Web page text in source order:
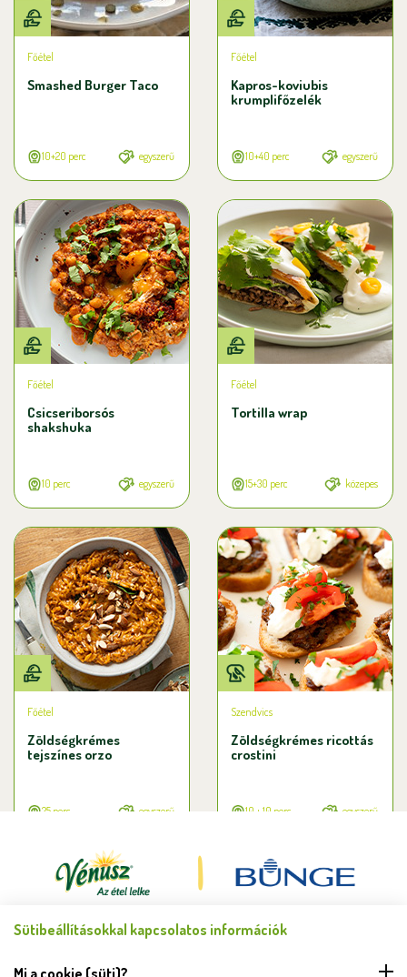
Sütibeállításokkal kapcsolatos információk
Mi a cookie (süti)?
Főétel
Smashed Burger Taco
10+20 perc egyszerű
Főétel
Kapros-koviubis
krumplifőzelék
10+40 perc egyszerű
Főétel
Csicseriborsós
shakshuka
10 perc egyszerű
Főétel
Tortilla wrap
15+30 perc közepes
Főétel
Zöldségkrémes
tejszínes orzo
25 perc egyszerű
Szendvics
Zöldségkrémes ricottás
crostini
10 + 10 perc egyszerű
Minden jog fenntartva © Bunge Zrt. 2026.